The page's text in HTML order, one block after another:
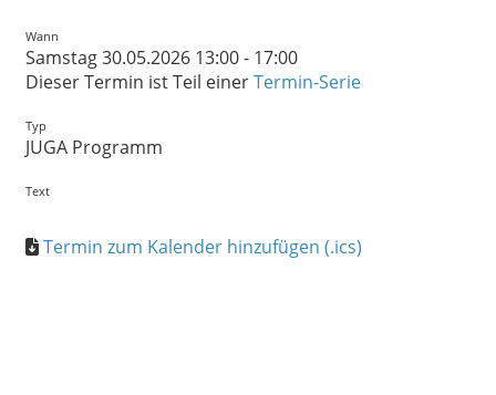
Wann
Samstag 30.05.2026 13:00 - 17:00
Dieser Termin ist Teil einerTermin-Serie
Typ
JUGA Programm
Text
Termin zum Kalender hinzufügen (.ics)